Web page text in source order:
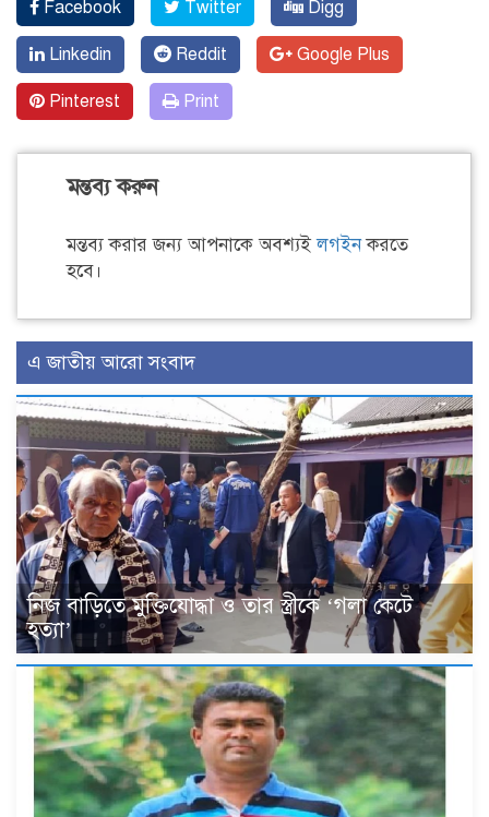
Facebook Twitter Digg
Linkedin Reddit Google Plus
Pinterest Print
মন্তব্য করুন
মন্তব্য করার জন্য আপনাকে অবশ্যইলগইনকরতে
হবে।
এ জাতীয় আরো সংবাদ
নিজ বাড়িতে মুক্তিযোদ্ধা ও তার স্ত্রীকে ‘গলা কেটে
হত্যা’